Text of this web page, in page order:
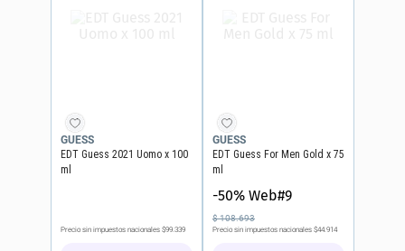
GUESS
EDT Guess 2021 Uomo x 100
ml
Precio sin impuestos nacionales $99.339
GUESS
EDT Guess For Men Gold x 75
ml
-50% Web#9
$108.693
Precio sin impuestos nacionales $44.914